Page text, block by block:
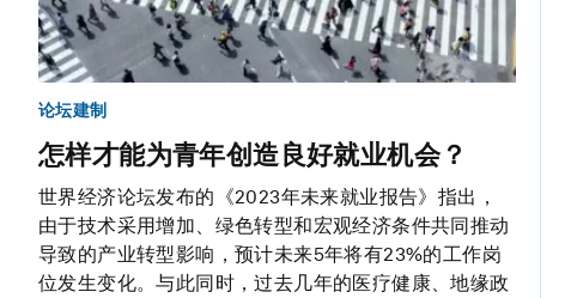
论坛建制
怎样才能为青年创造良好就业机会？
世界经济论坛发布的《2023年未来就业报告》指出，
由于技术采用增加、绿色转型和宏观经济条件共同推动
导致的产业转型影响，预计未来5年将有23%的工作岗
位发生变化。与此同时，过去几年的医疗健康、地缘政